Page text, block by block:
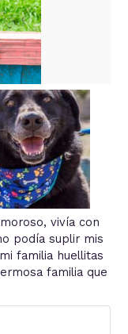
vivía con
podía suplir mis
familia huellitas
familia que